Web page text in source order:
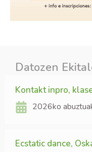
Datozen
Kontakt inpro,
2026ko
Ecstatic dance,